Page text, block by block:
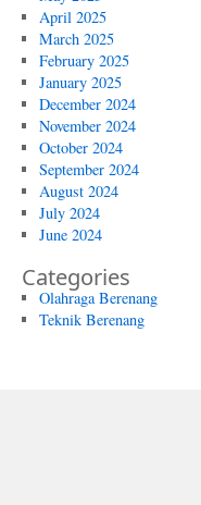
April 2025
March 2025
February 2025
January 2025
December 2024
November 2024
October 2024
September 2024
August 2024
July 2024
June 2024
Categories
Olahraga Berenang
Teknik Berenang